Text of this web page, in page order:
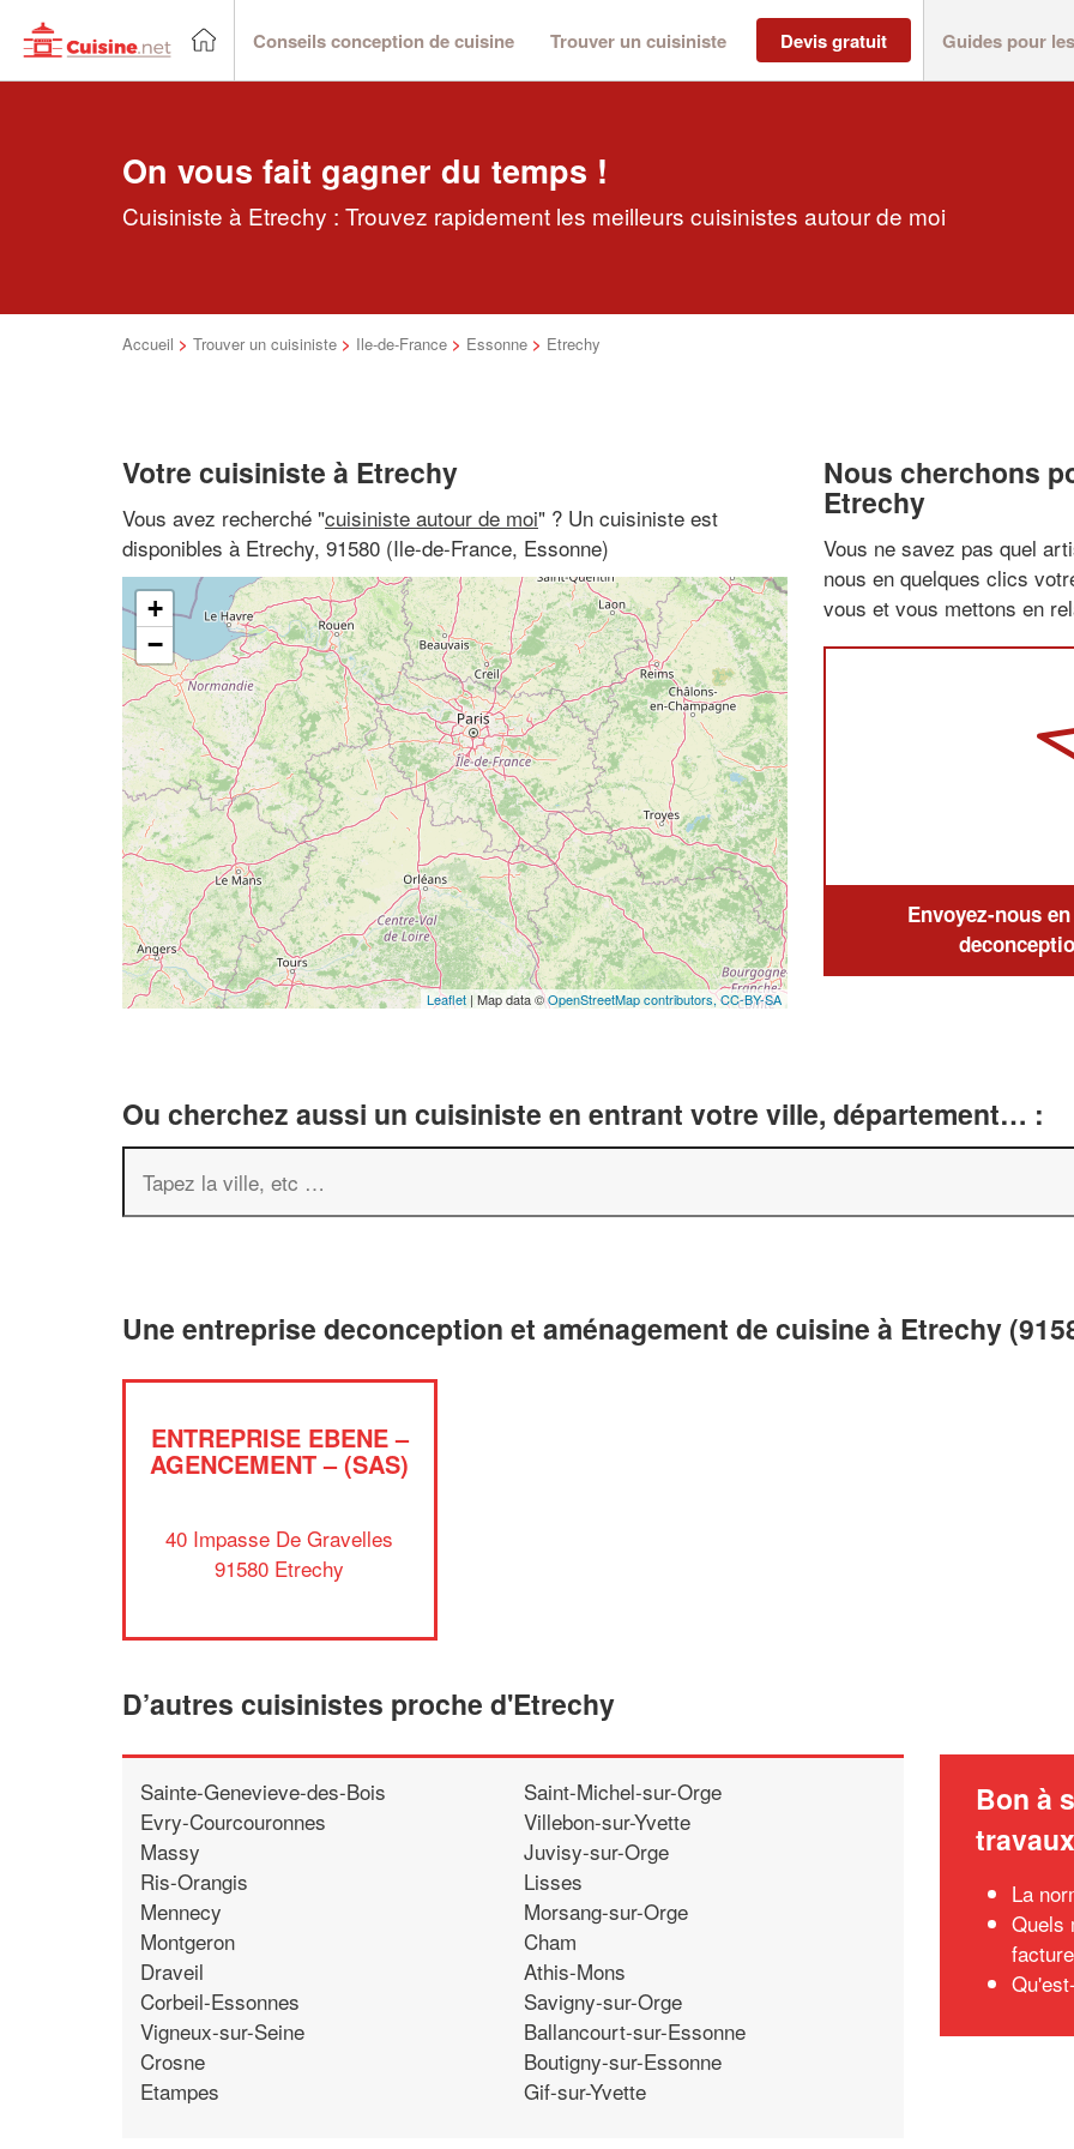
Conseils conception de cuisine Trouver un cuisiniste Devis gratuit Guides pour
On vous fait gagner du temps !
Cuisiniste à Etrechy : Trouvez rapidement les meilleurs cuisinistes autour de moi
Accueil > Trouver un cuisiniste > Ile-de-France > Essonne > Etrechy
Votre cuisiniste à Etrechy
Vous avez recherché "cuisiniste autour de moi" ? Un cuisiniste est
disponibles à Etrechy, 91580 (Ile-de-France, Essonne)
+
−
Leaflet | Map data ©OpenStreetMap contributors,CC-BY-SA
Nous cherchons
Etrechy
Vous ne savez pas quel
nous en quelques clics
vous et vous mettons en
Envoyez-nous
Ou cherchez aussi un cuisiniste en entrant votre ville, département… :
Une entreprise deconception et aménagement de cuisine à Etrechy
ENTREPRISE EBENE –
AGENCEMENT – (SAS)
40 Impasse De Gravelles
91580 Etrechy
D’autres cuisinistes proche d'Etrechy
Sainte-Genevieve-des-Bois
Evry-Courcouronnes
Massy
Ris-Orangis
Mennecy
Montgeron
Draveil
Corbeil-Essonnes
Vigneux-sur-Seine
Crosne
Etampes
Saint-Michel-sur-Orge
Villebon-sur-Yvette
Juvisy-sur-Orge
Lisses
Morsang-sur-Orge
Cham
Athis-Mons
Savigny-sur-Orge
Ballancourt-sur-Essonne
Boutigny-sur-Essonne
Gif-sur-Yvette
Bon à
travaux
La
Quels